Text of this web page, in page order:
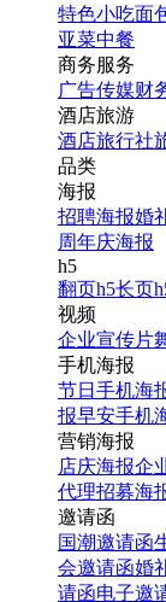
特色小吃面
亚菜中餐
商务服务
广告传媒财
酒店旅游
酒店旅行社
品类
海报
招聘海报婚
周年庆海报
h5
翻页h5长页
视频
企业宣传片
手机海报
节日手机海
报早安手机
营销海报
店庆海报企
代理招募海
邀请函
国潮邀请函
会邀请函婚
请函电子邀